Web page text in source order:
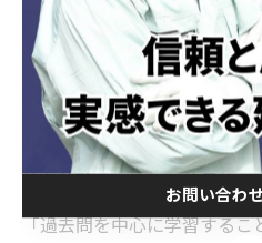
過去問演習の際は、解答解
その答えになるのかを理解
験と結びつけて考えること
ます。また、模擬試験や講
境を体験することも効果的で
「過去問を中心に学習する
お問い合わ